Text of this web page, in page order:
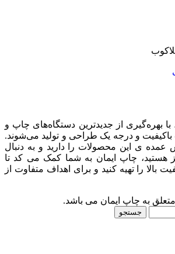
بهره‌گیری از جدیدترین دستگاه‌های چاپ و
و درجه یک طراحی و تولید می‌شوند.
ی این محصولات را دارید و به‌ دنبال
هستید، چاپ ایمان به شما کمک می کد تا
بالا را تهیه کنید و برای اهداف متفاوت از
به چاپ ایمان می باشد.
جستجو